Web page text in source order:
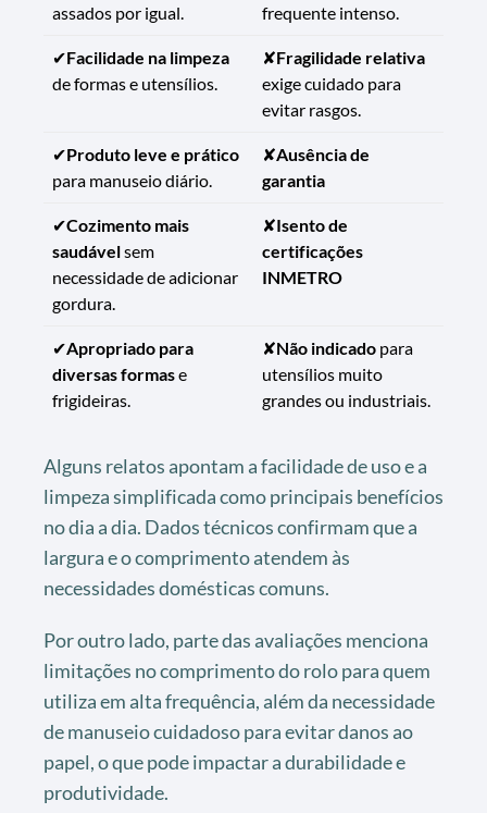
assados por igual.
frequente intenso.
✔Facilidade na limpeza
de formas e utensílios.
✘Fragilidade relativa
exige cuidado para
evitar rasgos.
✔Produto leve e prático
para manuseio diário.
✘Ausência de
garantia
✔Cozimento mais
saudávelsem
necessidade de adicionar
gordura.
✘Isento de
certificações
INMETRO
✔Apropriado para
diversas formase
frigideiras.
✘Não indicado para
utensílios muito
grandes ou industriais.
Alguns relatos apontam a facilidade de uso e a
limpeza simplificada como principais benefícios
no dia a dia. Dados técnicos confirmam que a
largura e o comprimento atendem às
necessidades domésticas comuns.
Por outro lado, parte das avaliações menciona
limitações no comprimento do rolo para quem
utiliza em alta frequência, além da necessidade
de manuseio cuidadoso para evitar danos ao
papel, o que pode impactar a durabilidade e
produtividade.